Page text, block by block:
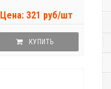
Цена: 321 руб/шт
КУПИТЬ